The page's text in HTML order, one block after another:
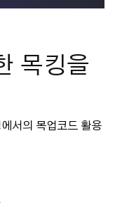
목킹을
서의 목업코드 활용